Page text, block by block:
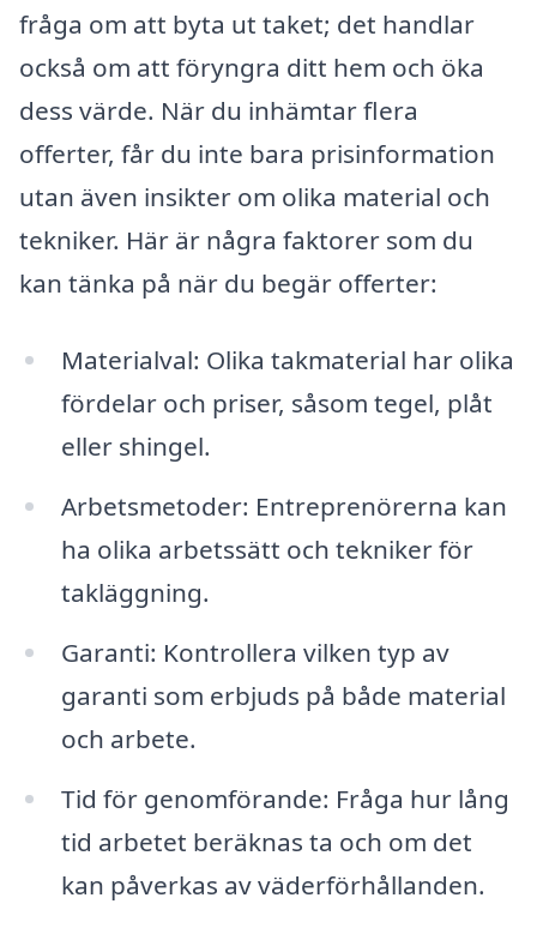
fråga om att byta ut taket; det handlar
också om att föryngra ditt hem och öka
dess värde. När du inhämtar flera
offerter, får du inte bara prisinformation
utan även insikter om olika material och
tekniker. Här är några faktorer som du
kan tänka på när du begär offerter:
Materialval: Olika takmaterial har olika
fördelar och priser, såsom tegel, plåt
eller shingel.
Arbetsmetoder: Entreprenörerna kan
ha olika arbetssätt och tekniker för
takläggning.
Garanti: Kontrollera vilken typ av
garanti som erbjuds på både material
och arbete.
Tid för genomförande: Fråga hur lång
tid arbetet beräknas ta och om det
kan påverkas av väderförhållanden.